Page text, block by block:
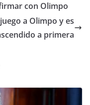
con Olimpo
a Olimpo y es
a primera